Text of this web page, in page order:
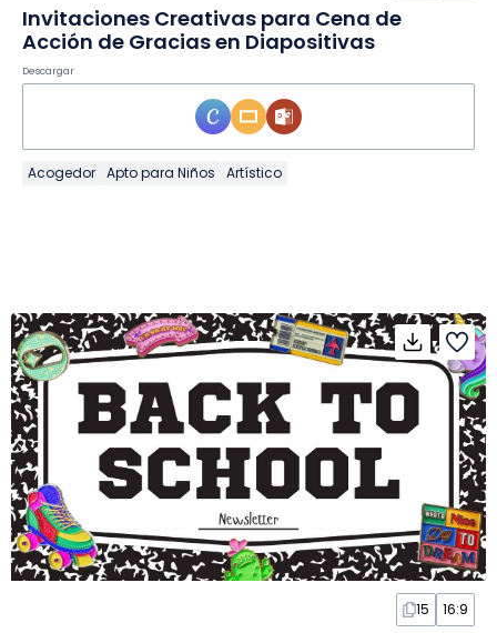
Invitaciones Creativas para Cena de
Acción de Gracias en Diapositivas
Descargar
Acogedor Apto para Niños Artístico
15 16:9